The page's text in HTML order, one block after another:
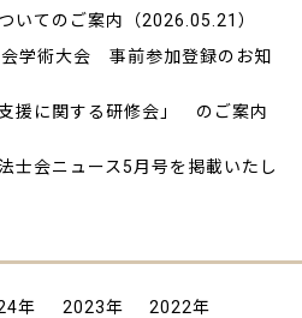
いてのご案内
（2026.05.21）
学術大会 事前参加登録のお知
援に関する研修会」 のご案内
士会ニュース5月号を掲載いたし
年 2023年 2022年